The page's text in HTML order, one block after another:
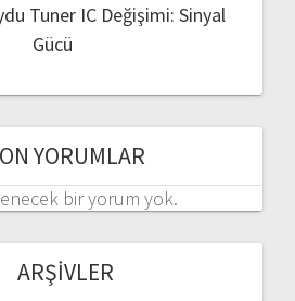
Tuner IC Değişimi: Sinyal
Gücü
YORUMLAR
bir yorum yok.
ARŞIVLER